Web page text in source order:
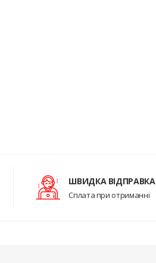
ШВИДКА ВІДПРАВКА
Сплата при отриманні